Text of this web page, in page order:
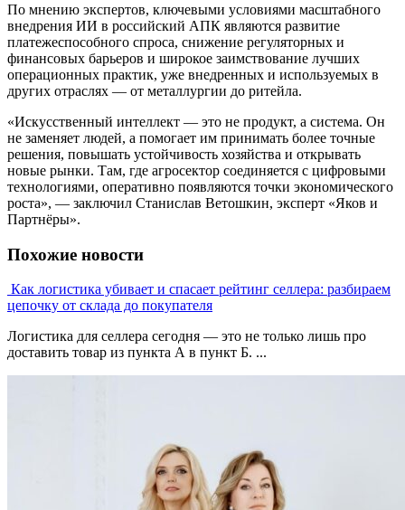
По мнению экспертов, ключевыми условиями масштабного
внедрения ИИ в российский АПК являются развитие
платежеспособного спроса, снижение регуляторных и
финансовых барьеров и широкое заимствование лучших
операционных практик, уже внедренных и используемых в
других отраслях — от металлургии до ритейла.
«Искусственный интеллект — это не продукт, а система. Он
не заменяет людей, а помогает им принимать более точные
решения, повышать устойчивость хозяйства и открывать
новые рынки. Там, где агросектор соединяется с цифровыми
технологиями, оперативно появляются точки экономического
роста», — заключил Станислав Ветошкин, эксперт «Яков и
Партнёры».
Похожие новости
Как логистика убивает и спасает рейтинг селлера: разбираем
цепочку от склада до покупателя
Логистика для селлера сегодня — это не только лишь про
доставить товар из пункта А в пункт Б. ...